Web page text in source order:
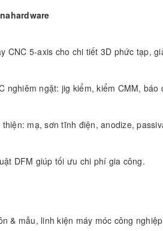
CNC 5-axis cho chi tiết 3D phức tạp,
nghiêm ngặt: jig kiểm, kiểm CMM, báo
thiện: mạ, sơn tĩnh điện, anodize,
DFM giúp tối ưu chi phí gia công.
& mẫu, linh kiện máy móc công